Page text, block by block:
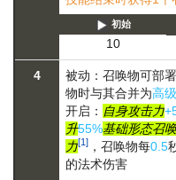
初始
10
4
被动：召唤物可部
物时与其合并为高级
开启： 自身攻击力
升55%基础形态召
力[1] ，召唤物每0.5
的法术伤害